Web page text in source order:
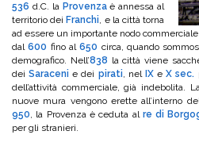
536 d.C. la Provenzaè annessa al
territorio dei Franchi, e la città torna
ad essere un importante nodo
dal600 fino al650 circa, quando
demografico. Nell’838 la città viene
deiSaraceni e dei pirati, nel IXeX sec.
dell’attività commerciale, già indebolita.
nuove mura vengono erette all’interno
950, la Provenza è ceduta al re di
per gli stranieri.